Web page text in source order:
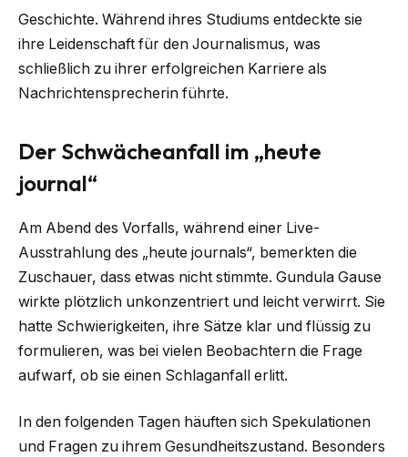
Geschichte. Während ihres Studiums entdeckte sie
ihre Leidenschaft für den Journalismus, was
schließlich zu ihrer erfolgreichen Karriere als
Nachrichtensprecherin führte.
Der Schwächeanfall im „heute
journal“
Am Abend des Vorfalls, während einer Live-
Ausstrahlung des „heute journals“, bemerkten die
Zuschauer, dass etwas nicht stimmte. Gundula Gause
wirkte plötzlich unkonzentriert und leicht verwirrt. Sie
hatte Schwierigkeiten, ihre Sätze klar und flüssig zu
formulieren, was bei vielen Beobachtern die Frage
aufwarf, ob sie einen Schlaganfall erlitt.
In den folgenden Tagen häuften sich Spekulationen
und Fragen zu ihrem Gesundheitszustand. Besonders